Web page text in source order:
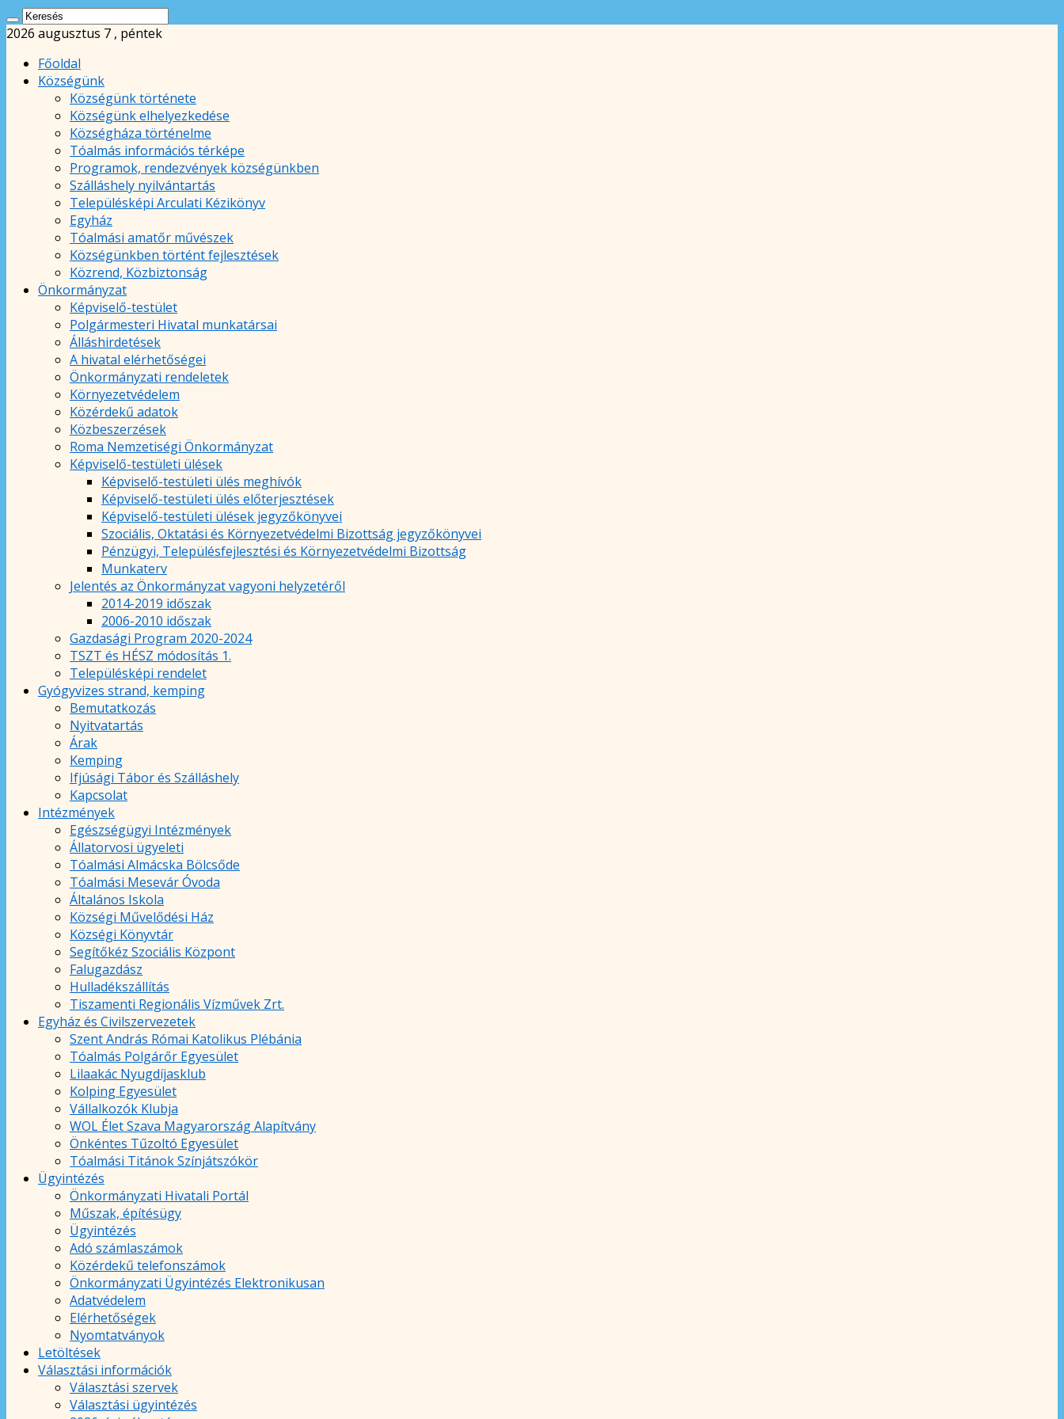
2026 augusztus 7 , péntek
Főoldal
Községünk
Községünk története
Községünk elhelyezkedése
Községháza történelme
Tóalmás információs térképe
Programok, rendezvények községünkben
Szálláshely nyilvántartás
Településképi Arculati Kézikönyv
Egyház
Tóalmási amatőr művészek
Községünkben történt fejlesztések
Közrend, Közbiztonság
Önkormányzat
Képviselő-testület
Polgármesteri Hivatal munkatársai
Álláshirdetések
A hivatal elérhetőségei
Önkormányzati rendeletek
Környezetvédelem
Közérdekű adatok
Közbeszerzések
Roma Nemzetiségi Önkormányzat
Képviselő-testületi ülések
Képviselő-testületi ülés meghívók
Képviselő-testületi ülés előterjesztések
Képviselő-testületi ülések jegyzőkönyvei
Szociális, Oktatási és Környezetvédelmi Bizottság jegyzőkönyvei
Pénzügyi, Településfejlesztési és Környezetvédelmi Bizottság
Munkaterv
Jelentés az Önkormányzat vagyoni helyzetéről
2014-2019 időszak
2006-2010 időszak
Gazdasági Program 2020-2024
TSZT és HÉSZ módosítás 1.
Településképi rendelet
Gyógyvizes strand, kemping
Bemutatkozás
Nyitvatartás
Árak
Kemping
Ifjúsági Tábor és Szálláshely
Kapcsolat
Intézmények
Egészségügyi Intézmények
Állatorvosi ügyeleti
Tóalmási Almácska Bölcsőde
Tóalmási Mesevár Óvoda
Általános Iskola
Községi Művelődési Ház
Községi Könyvtár
Segítőkéz Szociális Központ
Falugazdász
Hulladékszállítás
Tiszamenti Regionális Vízművek Zrt.
Egyház és Civilszervezetek
Szent András Római Katolikus Plébánia
Tóalmás Polgárőr Egyesület
Lilaakác Nyugdíjasklub
Kolping Egyesület
Vállalkozók Klubja
WOL Élet Szava Magyarország Alapítvány
Önkéntes Tűzoltó Egyesület
Tóalmási Titánok Színjátszókör
Ügyintézés
Önkormányzati Hivatali Portál
Műszak, építésügy
Ügyintézés
Adó számlaszámok
Közérdekű telefonszámok
Önkormányzati Ügyintézés Elektronikusan
Adatvédelem
Elérhetőségek
Nyomtatványok
Letöltések
Választási információk
Választási szervek
Választási ügyintézés